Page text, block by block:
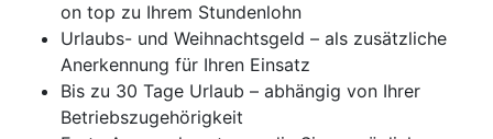
on top zu Ihrem Stundenlohn
Urlaubs- und Weihnachtsgeld – als zusätzliche
Anerkennung für Ihren Einsatz
Bis zu 30 Tage Urlaub – abhängig von Ihrer
Betriebszugehörigkeit